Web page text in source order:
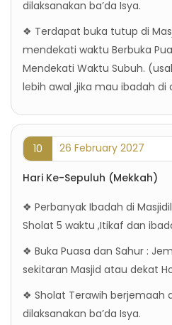
dilaksanakan ba’da Isya.
❖ Terdapat buka tutup di
mendekati waktu Berbuka
Mendekati Waktu Subuh.
lebih awal ,jika mau ibadah
10 26 February 2027
Hari Ke-Sepuluh (Mekkah)
❖ Perbanyak Ibadah di
Sholat 5 waktu ,Itikaf dan
❖ Buka Puasa dan Sahur :
sekitaran Masjid atau dekat
❖ Sholat Terawih berjemaah
dilaksanakan ba’da Isya.